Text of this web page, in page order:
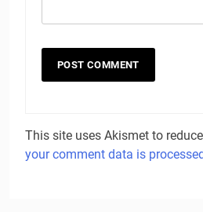
This site uses Akismet to
your comment data is